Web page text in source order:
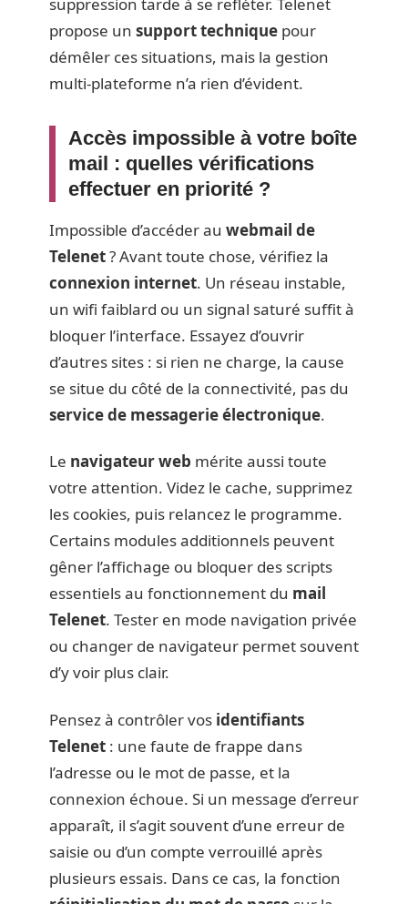
propose un support technique pour
démêler ces situations, mais la gestion
multi-plateforme n’a rien d’évident.
Accès impossible à votre boîte
mail : quelles vérifications
effectuer en priorité ?
Impossible d’accéder au webmail de
Telenet? Avant toute chose, vérifiez la
connexion internet. Un réseau instable,
un wifi faiblard ou un signal saturé suffit à
bloquer l’interface. Essayez d’ouvrir
d’autres sites : si rien ne charge, la cause
se situe du côté de la connectivité, pas du
service de messagerie électronique.
Le navigateur web mérite aussi toute
votre attention. Videz le cache, supprimez
les cookies, puis relancez le programme.
Certains modules additionnels peuvent
gêner l’affichage ou bloquer des scripts
essentiels au fonctionnement du mail
Telenet. Tester en mode navigation privée
ou changer de navigateur permet souvent
d’y voir plus clair.
Pensez à contrôler vos identifiants
Telenet : une faute de frappe dans
l’adresse ou le mot de passe, et la
connexion échoue. Si un message d’erreur
apparaît, il s’agit souvent d’une erreur de
saisie ou d’un compte verrouillé après
plusieurs essais. Dans ce cas, la fonction